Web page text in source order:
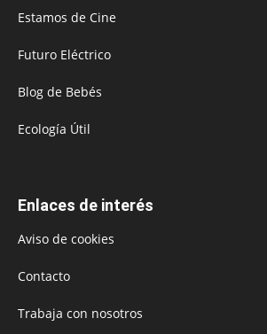
Estamos de Cine
Futuro Eléctrico
Blog de Bebés
Ecología Útil
Enlaces de interés
Aviso de cookies
Contacto
Trabaja con nosotros